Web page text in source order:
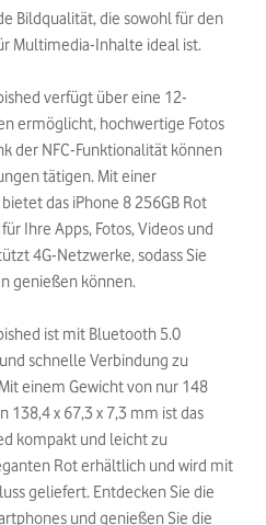
Bildqualität, die sowohl für den
Multimedia-Inhalte ideal ist.
verfügt über eine 12-
ermöglicht, hochwertige Fotos
der NFC-Funktionalität können
tätigen. Mit einer
das iPhone 8 256GB Rot
Ihre Apps, Fotos, Videos und
4G-Netzwerke, sodass Sie
genießen können.
ist mit Bluetooth 5.0
schnelle Verbindung zu
einem Gewicht von nur 148
138,4 x 67,3 x 7,3 mm ist das
kompakt und leicht zu
Rot erhältlich und wird mit
geliefert. Entdecken Sie die
und genießen Sie die